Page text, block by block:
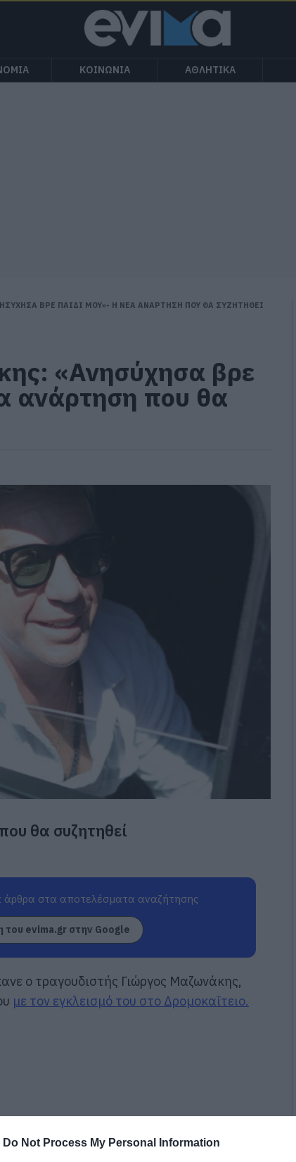
Do Not Process My Personal Information
ΚΟΙΝΩΝΙΑ ΑΘΛΗΤΙΚΑ
ΒΡΕ ΠΑΙΔΙ ΜΟΥ»- Η ΝΕΑ ΑΝΑΡΤΗΣΗ ΠΟΥ ΘΑ ΣΥΖΗΤΗΘΕΙ
«Ανησύχησα βρε
ανάρτηση που θα
θα συζητηθεί
στα αποτελέσματα αναζήτησης
του evima.gr στην Google
ο τραγουδιστής Γιώργος Μαζωνάκης,
με τον εγκλεισμό του στο Δρομοκαΐτειο.